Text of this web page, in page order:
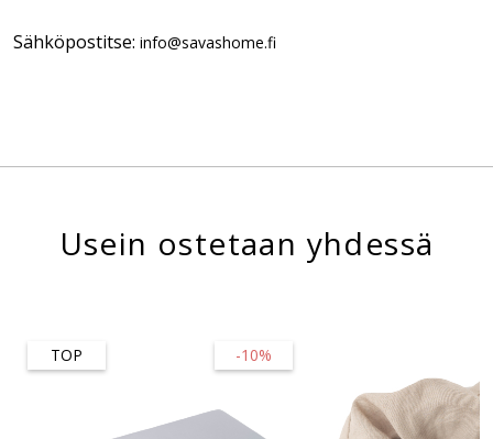
Sähköpostitse: info@savashome.fi
Usein ostetaan yhdessä
-10%
TOP